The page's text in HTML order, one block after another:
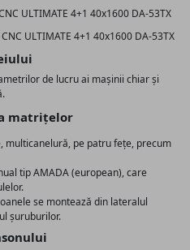
de lucru ai mașinii chiar și
matrițelor
multicanelură, pe patru fețe, precum
tip AMADA (european), care
se montează din lateralul
șuruburilor.